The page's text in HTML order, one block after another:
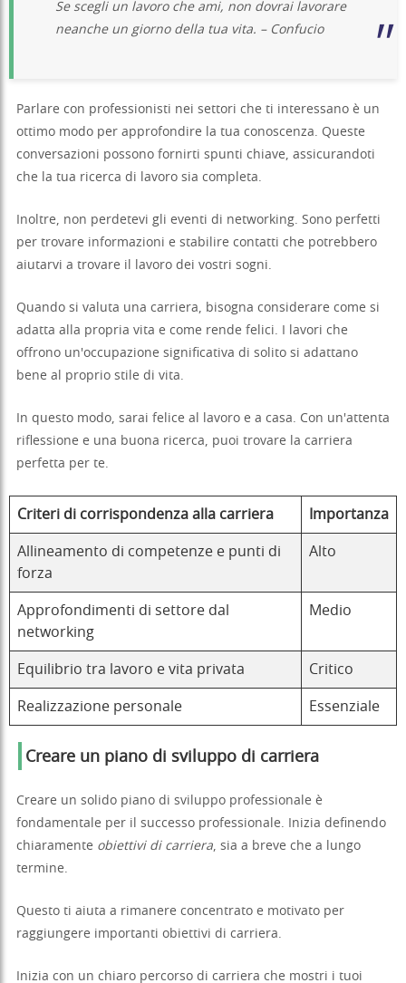
Se scegli un lavoro che ami, non dovrai lavorare
neanche un giorno della tua vita. – Confucio
Parlare con professionisti nei settori che ti interessano è un
ottimo modo per approfondire la tua conoscenza. Queste
conversazioni possono fornirti spunti chiave, assicurandoti
che la tua ricerca di lavoro sia completa.
Inoltre, non perdetevi gli eventi di networking. Sono perfetti
per trovare informazioni e stabilire contatti che potrebbero
aiutarvi a trovare il lavoro dei vostri sogni.
Quando si valuta una carriera, bisogna considerare come si
adatta alla propria vita e come rende felici. I lavori che
offrono un'occupazione significativa di solito si adattano
bene al proprio stile di vita.
In questo modo, sarai felice al lavoro e a casa. Con un'attenta
riflessione e una buona ricerca, puoi trovare la carriera
perfetta per te.
Criteri di corrispondenza alla carriera Importanza
Allineamento di competenze e punti di
forza
Alto
Approfondimenti di settore dal
networking
Medio
Equilibrio tra lavoro e vita privata Critico
Realizzazione personale Essenziale
Creare un piano di sviluppo di carriera
Creare un solido piano di sviluppo professionale è
fondamentale per il successo professionale. Inizia definendo
chiaramente obiettivi di carriera, sia a breve che a lungo
termine.
Questo ti aiuta a rimanere concentrato e motivato per
raggiungere importanti obiettivi di carriera.
Inizia con un chiaro percorso di carriera che mostri i tuoi